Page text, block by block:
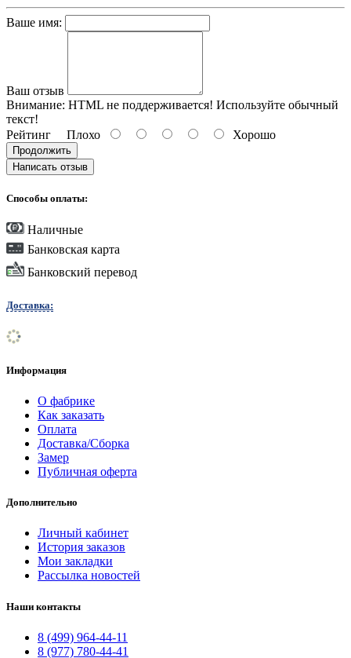
Ваше имя:
Ваш отзыв
Внимание: HTML не поддерживается! Используйте обычный
текст!
Рейтинг Плохо Хорошо
Продолжить
Написать отзыв
Способы оплаты:
Наличные
Банковская карта
Банковский перевод
Доставка:
Информация
О фабрике
Как заказать
Оплата
Доставка/Сборка
Замер
Публичная оферта
Дополнительно
Личный кабинет
История заказов
Мои закладки
Рассылка новостей
Наши контакты
8 (499) 964-44-11
8 (977) 780-44-41